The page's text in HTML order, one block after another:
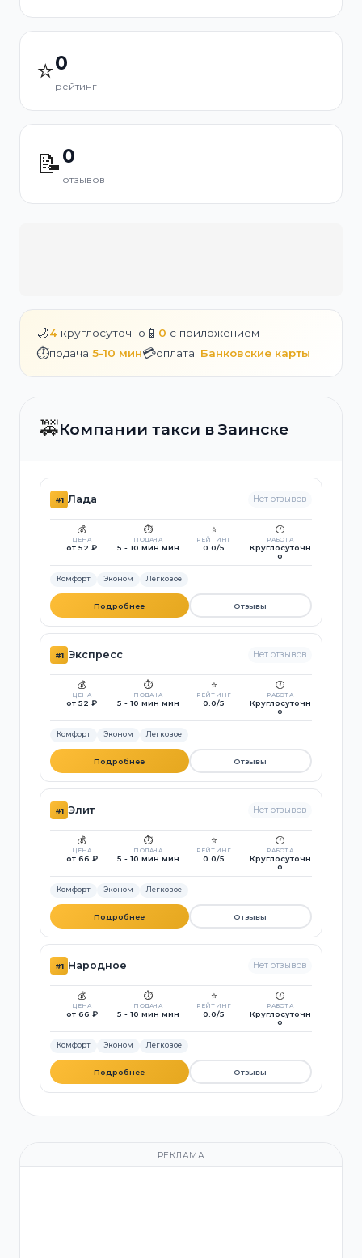
⭐0
рейтинг
📝0
отзывов
🌙4 круглосуточно 📱 0 с приложением
⏱️подача 5-10 мин💳оплата: Банковские карты
🚕Компании такси в Заинске
#1 Лада Нет отзывов
💰
ЦЕНА
от 52 ₽
⏱️
ПОДАЧА
5 - 10 мин мин
⭐
РЕЙТИНГ
0.0/5
🕐
РАБОТА
Круглосуточн
о
Комфорт Эконом Легковое
Подробнее Отзывы
#1 Экспресс Нет отзывов
💰
ЦЕНА
от 52 ₽
⏱️
ПОДАЧА
5 - 10 мин мин
⭐
РЕЙТИНГ
0.0/5
🕐
РАБОТА
Круглосуточн
о
Комфорт Эконом Легковое
Подробнее Отзывы
#1 Элит Нет отзывов
💰
ЦЕНА
от 66 ₽
⏱️
ПОДАЧА
5 - 10 мин мин
⭐
РЕЙТИНГ
0.0/5
🕐
РАБОТА
Круглосуточн
о
Комфорт Эконом Легковое
Подробнее Отзывы
#1 Народное Нет отзывов
💰
ЦЕНА
от 66 ₽
⏱️
ПОДАЧА
5 - 10 мин мин
⭐
РЕЙТИНГ
0.0/5
🕐
РАБОТА
Круглосуточн
о
Комфорт Эконом Легковое
Подробнее Отзывы
РЕКЛАМА